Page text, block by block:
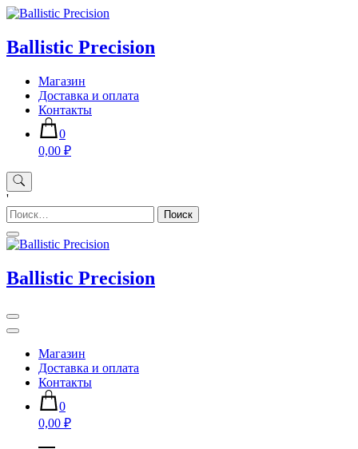
Skip
content
Ballistic Precision
Магазин
Доставка и оплата
Контакты
0
0,00 ₽
'
Найти:
Ballistic Precision
Магазин
Доставка и оплата
Контакты
0
0,00 ₽